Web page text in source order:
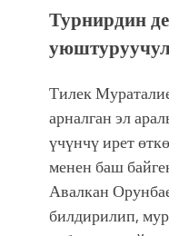
Турнирдин
Тилек
арналган эл
үчүнчү ирет
менен баш
Авалкан
билдирилип,